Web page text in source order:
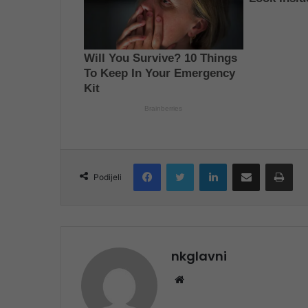
Podijeli
FacebookTwitter LinkedInShare via Email
nkglavni